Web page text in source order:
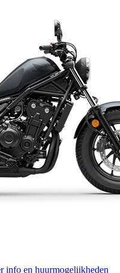
info en huurmogelijkheden